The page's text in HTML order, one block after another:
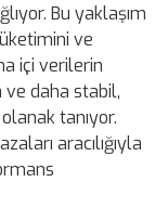
Bu yaklaşım
ve
içi verilerin
ve daha stabil,
tanıyor.
aracılığıyla